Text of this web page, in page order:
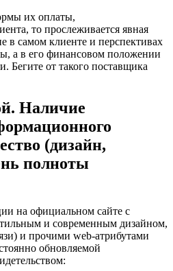
их оплаты,
то прослеживается явная
в самом клиенте и перспективах
а в его финансовом положении
Бегите от такого поставщика
Наличие
(дизайн,
полноты
на официальном сайте с
и современным дизайном,
и прочими web-атрибутами
обновляемой